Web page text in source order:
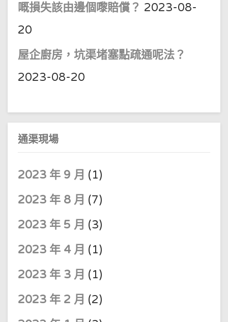
嘅損失該由邊個嚟賠償？ 2023-08-
20
屋企廚房，坑渠堵塞點疏通呢法？
2023-08-20
通渠現場
2023 年 9 月 (1)
2023 年 8 月 (7)
2023 年 5 月 (3)
2023 年 4 月 (1)
2023 年 3 月 (1)
2023 年 2 月 (2)